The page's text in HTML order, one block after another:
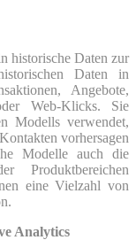
historische Daten zur
Daten in
Angebote,
Web-Klicks. Sie
Modells verwendet,
vorhersagen
Modelle auch die
Produktbereichen
eine Vielzahl von
Analytics